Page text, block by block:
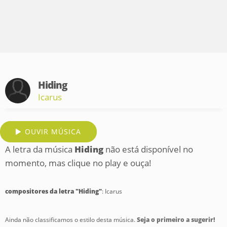
Hiding
Icarus
OUVIR MÚSICA
A letra da música Hiding não está disponível no
momento, mas clique no play e ouça!
compositores da letra "Hiding": Icarus
Ainda não classificamos o estilo desta música.Seja o primeiro a sugerir!